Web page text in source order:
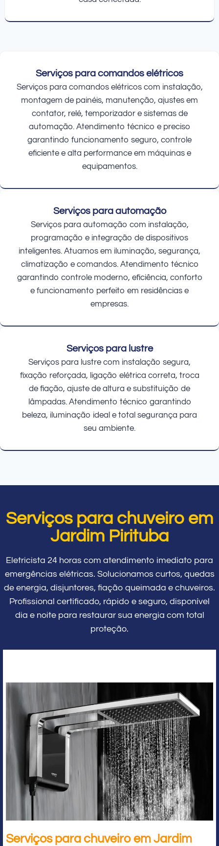
Serviços para comandos elétricos
Serviços para comandos elétricos com instalação,
montagem de painéis, manutenção, ajustes em
contator, relé, temporizador e sistemas de
automação. Atendimento técnico e preciso
garantindo funcionamento seguro, controle
eficiente e alta performance em máquinas e
equipamentos.
Serviços para automação
Serviços para automação com instalação,
programação e integração de dispositivos
inteligentes. Atuamos em iluminação, segurança,
climatização e comandos. Atendimento técnico
garantindo controle moderno, eficiência, conforto
e funcionamento perfeito em residências e
empresas.
Serviços para lustre
Serviços para lustre com instalação segura,
fixação reforçada, ligação elétrica correta, troca
de fiação, ajuste de altura e substituição de
lâmpadas. Atendimento técnico garantindo
beleza, iluminação ideal e total segurança para
seu ambiente.
Serviços para chuveiro em
Jardim Pirituba
Eletricista 24 horas com atendimento imediato para
emergências elétricas. Solucionamos curtos, quedas
de energia, disjuntores, fiação queimada e chuveiros.
Profissional certificado, rápido e seguro, disponível
dia e noite para restaurar sua energia com total
proteção.
Serviços para chuveiro em Jardim